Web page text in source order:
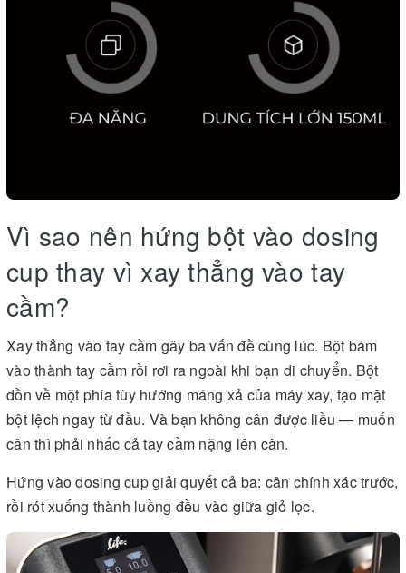
Vì sao nên hứng bột vào dosing
cup thay vì xay thẳng vào tay
cầm?
Xay thẳng vào tay cầm gây ba vấn đề cùng lúc. Bột bám
vào thành tay cầm rồi rơi ra ngoài khi bạn di chuyển. Bột
dồn về một phía tùy hướng máng xả của máy xay, tạo mặt
bột lệch ngay từ đầu. Và bạn không cân được liều — muốn
cân thì phải nhấc cả tay cầm nặng lên cân.
Hứng vào dosing cup giải quyết cả ba: cân chính xác trước,
rồi rót xuống thành luồng đều vào giữa giỏ lọc.